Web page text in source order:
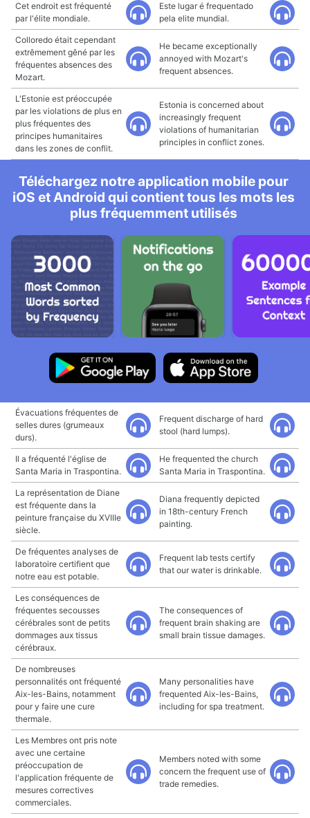
Cet endroit est fréquenté
par l'élite mondiale.
Este lugar é frequentado
pela elite mundial.
Colloredo était cependant
extrêmement gêné par les
fréquentes absences des
Mozart.
He became exceptionally
annoyed with Mozart's
frequent absences.
L'Estonie est préoccupée
par les violations de plus en
plus fréquentes des
principes humanitaires
dans les zones de conflit.
Estonia is concerned about
increasingly frequent
violations of humanitarian
principles in conflict zones.
Téléchargez notre application mobile pour
iOS et Android qui contient tous les mots les
plus fréquemment utilisés
Évacuations fréquentes de
selles dures (grumeaux
durs).
Frequent discharge of hard
stool (hard lumps).
Il a fréquenté l'église de
Santa Maria in Traspontina.
He frequented the church
Santa Maria in Traspontina.
La représentation de Diane
est fréquente dans la
peinture française du XVIIIe
siècle.
Diana frequently depicted
in 18th-century French
painting.
De fréquentes analyses de
laboratoire certifient que
notre eau est potable.
Frequent lab tests certify
that our water is drinkable.
Les conséquences de
fréquentes secousses
cérébrales sont de petits
dommages aux tissus
cérébraux.
The consequences of
frequent brain shaking are
small brain tissue damages.
De nombreuses
personnalités ont fréquenté
Aix-les-Bains, notamment
pour y faire une cure
thermale.
Many personalities have
frequented Aix-les-Bains,
including for spa treatment.
Les Membres ont pris note
avec une certaine
préoccupation de
l'application fréquente de
mesures correctives
commerciales.
Members noted with some
concern the frequent use of
trade remedies.